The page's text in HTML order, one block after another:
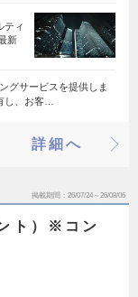
ティ
新
グサービスを提供しま
し、お客…
詳細へ
掲載期間 26/07/24～26/08/06
ト）※コン